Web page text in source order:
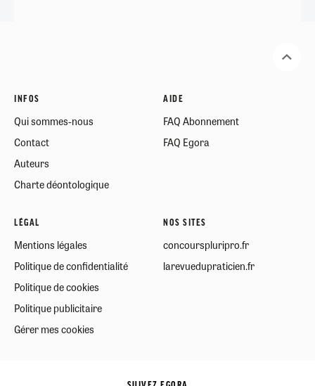
INFOS
Qui sommes-nous
Contact
Auteurs
Charte déontologique
AIDE
FAQ Abonnement
FAQ Egora
LÉGAL
Mentions légales
Politique de confidentialité
Politique de cookies
Politique publicitaire
Gérer mes cookies
NOS SITES
concourspluripro.fr
larevuedupraticien.fr